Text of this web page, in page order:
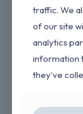
Agregar
NUEVO POLÍN
traffic. We
of our site
analytics
information
they’ve